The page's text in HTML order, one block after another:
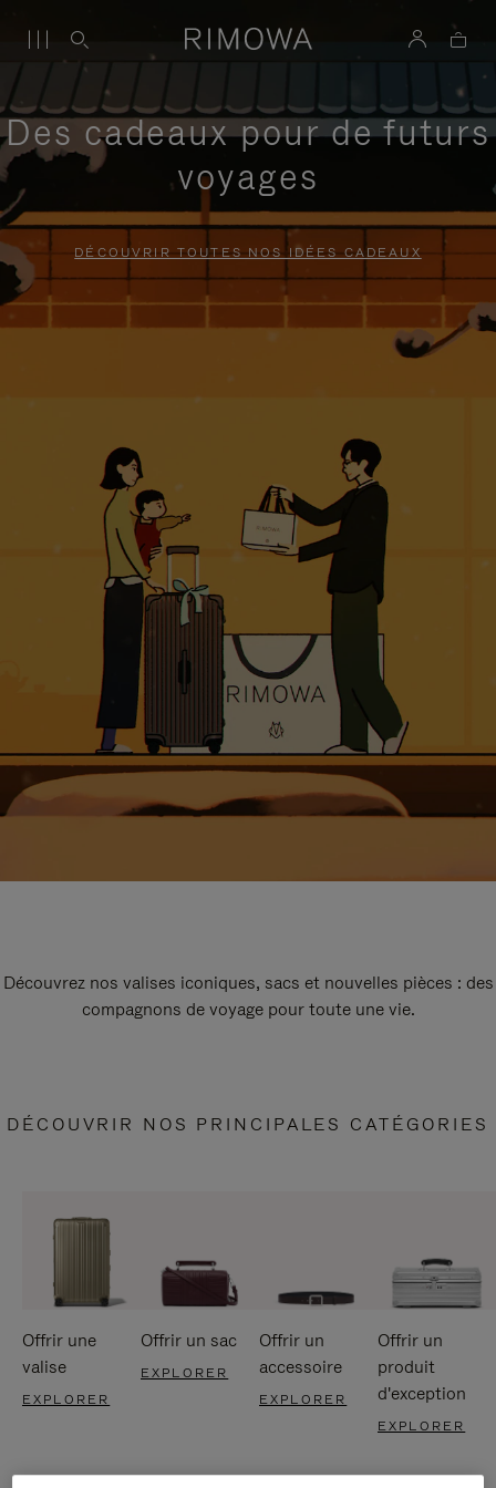
Des cadeaux pour de futurs
voyages
DÉCOUVRIR TOUTES NOS IDÉES CADEAUX
Découvrez nos valises iconiques, sacs et nouvelles pièces : des
compagnons de voyage pour toute une vie.
DÉCOUVRIR NOS PRINCIPALES CATÉGORIES
Offrir une
valise
EXPLORER
Offrir un sac
EXPLORER
Offrir un
accessoire
EXPLORER
Offrir un
produit
d'exception
EXPLORER